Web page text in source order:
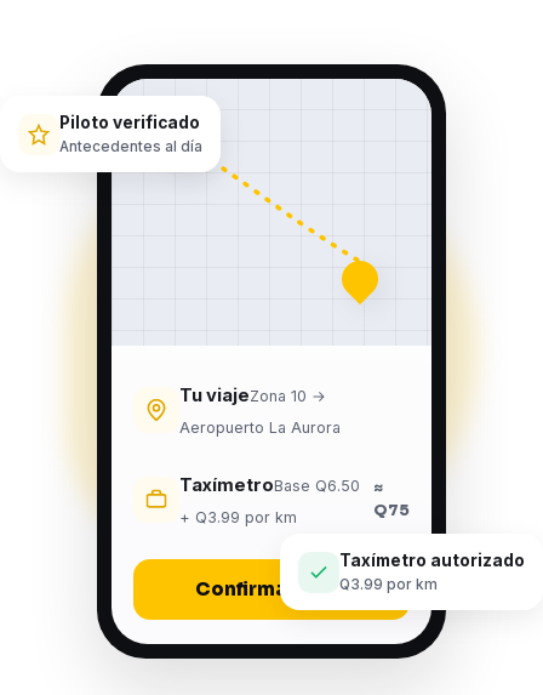
Piloto verificado
Antecedentes al día
Tu viajeZona 10 →
Aeropuerto La Aurora
TaxímetroBase Q6.50
+ Q3.99 por km
≈
Q75
Confirmar viaje
Taxímetro autorizado
Q3.99 por km